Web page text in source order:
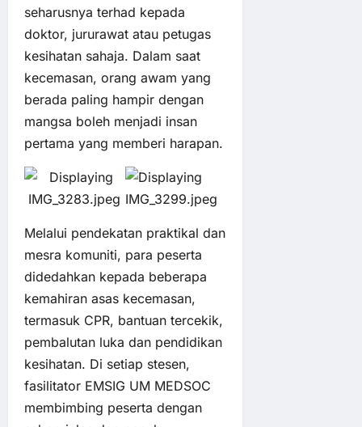
seharusnya terhad kepada
doktor, jururawat atau petugas
kesihatan sahaja. Dalam saat
kecemasan, orang awam yang
berada paling hampir dengan
mangsa boleh menjadi insan
pertama yang memberi harapan.
Melalui pendekatan praktikal dan
mesra komuniti, para peserta
didedahkan kepada beberapa
kemahiran asas kecemasan,
termasuk CPR, bantuan tercekik,
pembalutan luka dan pendidikan
kesihatan. Di setiap stesen,
fasilitator EMSIG UM MEDSOC
membimbing peserta dengan